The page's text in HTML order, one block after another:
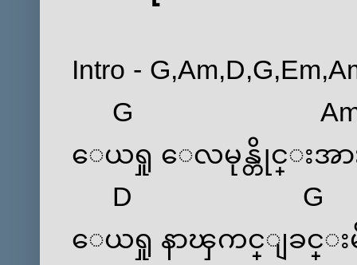
Intro - G,Am,D,G,Em,
G
ေယရှု ‌ေလမုန္တိုင္းအ
D
G
ေယရှု နာၾကင္ျခင္း